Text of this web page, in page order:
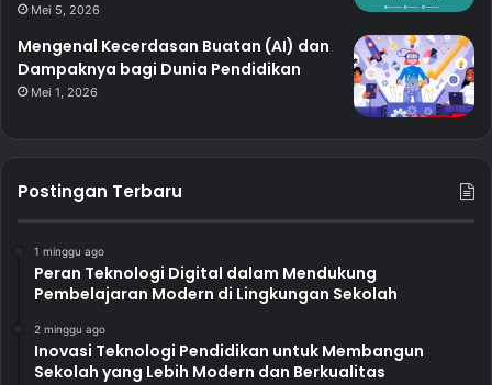
Mei 5, 2026
Mengenal Kecerdasan Buatan (AI) dan
Dampaknya bagi Dunia Pendidikan
Mei 1, 2026
Postingan Terbaru
1 minggu ago
Peran Teknologi Digital dalam Mendukung
Pembelajaran Modern di Lingkungan Sekolah
2 minggu ago
Inovasi Teknologi Pendidikan untuk Membangun
Sekolah yang Lebih Modern dan Berkualitas